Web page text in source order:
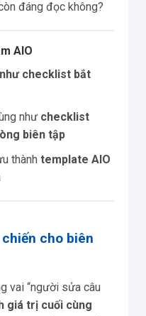
đáng đọc không?
AIO
checklist bắt
như checklist
biên tập
thành template AIO
cho biên
vai “người sửa câu
giá trị cuối cùng